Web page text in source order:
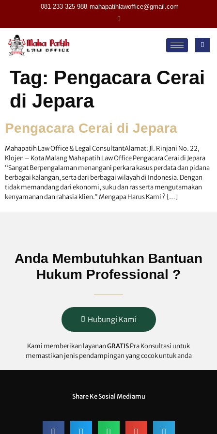
081-233-325-988 mahapatihlawoffice@gmail.com
Tag: Pengacara Cerai
di Jepara
Pengacara Cerai di Jepara
Mahapatih Law Office & Legal ConsultantAlamat: Jl. Rinjani No. 22,
Klojen – Kota Malang Mahapatih Law Office Pengacara Cerai di Jepara
“Sangat Berpengalaman menangani perkara kasus perdata dan pidana
berbagai kalangan, serta dari berbagai wilayah di Indonesia. Dengan
tidak memandang dari ekonomi, suku dan ras serta mengutamakan
kenyamanan dan rahasia klien.” Mengapa Harus Kami ? […]
Anda Membutuhkan Bantuan
Hukum Professional ?
Hubungi Kami
Kami memberikan layananGRATISPra Konsultasi untuk
memastikan jenis pendampingan yang cocok untuk anda
Share Ke Sosial Mediamu